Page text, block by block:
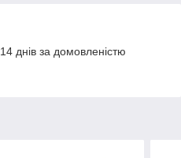
днів за домовленістю